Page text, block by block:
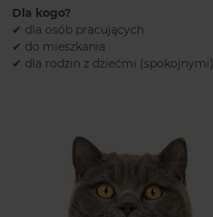
Dla kogo?
✔ dla osób pracujących
✔ do mieszkania
✔ dla rodzin z dziećmi (spokojnymi)